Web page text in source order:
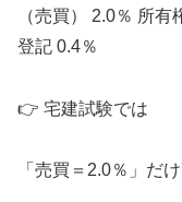
（売買） 2.0％ 所
登記 0.4％
👉 宅建試験では
「売買＝2.0％」だ